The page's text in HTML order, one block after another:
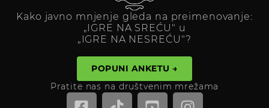
Kako javno mnjenje gleda na preimenovanje:
„IGRE NA SREĆU" u
„IGRE NA NESREĆU"?
POPUNI ANKETU →
Pratite nas na društvenim mrežama